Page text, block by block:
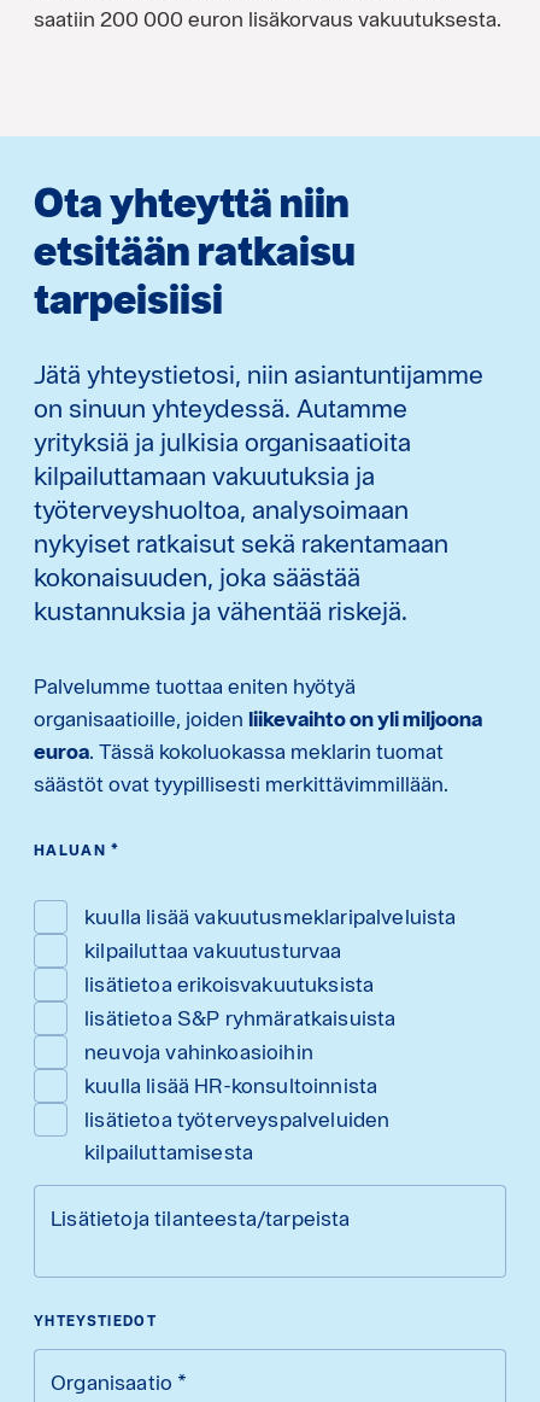
saatiin 200 000 euron lisäkorvaus vakuutuksesta.
Ota yhteyttä niin
etsitään ratkaisu
tarpeisiisi
Jätä yhteystietosi, niin asiantuntijamme
on sinuun yhteydessä. Autamme
yrityksiä ja julkisia organisaatioita
kilpailuttamaan vakuutuksia ja
työterveyshuoltoa, analysoimaan
nykyiset ratkaisut sekä rakentamaan
kokonaisuuden, joka säästää
kustannuksia ja vähentää riskejä.
Palvelumme tuottaa eniten hyötyä
organisaatioille, joiden liikevaihto on yli miljoona
euroa. Tässä kokoluokassa meklarin tuomat
säästöt ovat tyypillisesti merkittävimmillään.
HALUAN *
kuulla lisää vakuutusmeklaripalveluista
kilpailuttaa vakuutusturvaa
lisätietoa erikoisvakuutuksista
lisätietoa S&P ryhmäratkaisuista
neuvoja vahinkoasioihin
kuulla lisää HR-konsultoinnista
lisätietoa työterveyspalveluiden
kilpailuttamisesta
Lisätietoja tilanteesta/tarpeista
YHTEYSTIEDOT
Organisaatio *